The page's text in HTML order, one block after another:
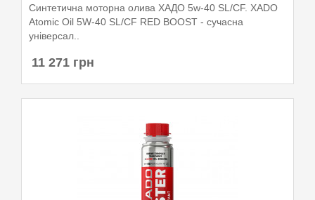
Синтетична моторна олива ХАДО 5w-40 SL/CF. XADO
Atomic Oil 5W-40 SL/CF RED BOOST - сучасна
універсал..
11 271 грн